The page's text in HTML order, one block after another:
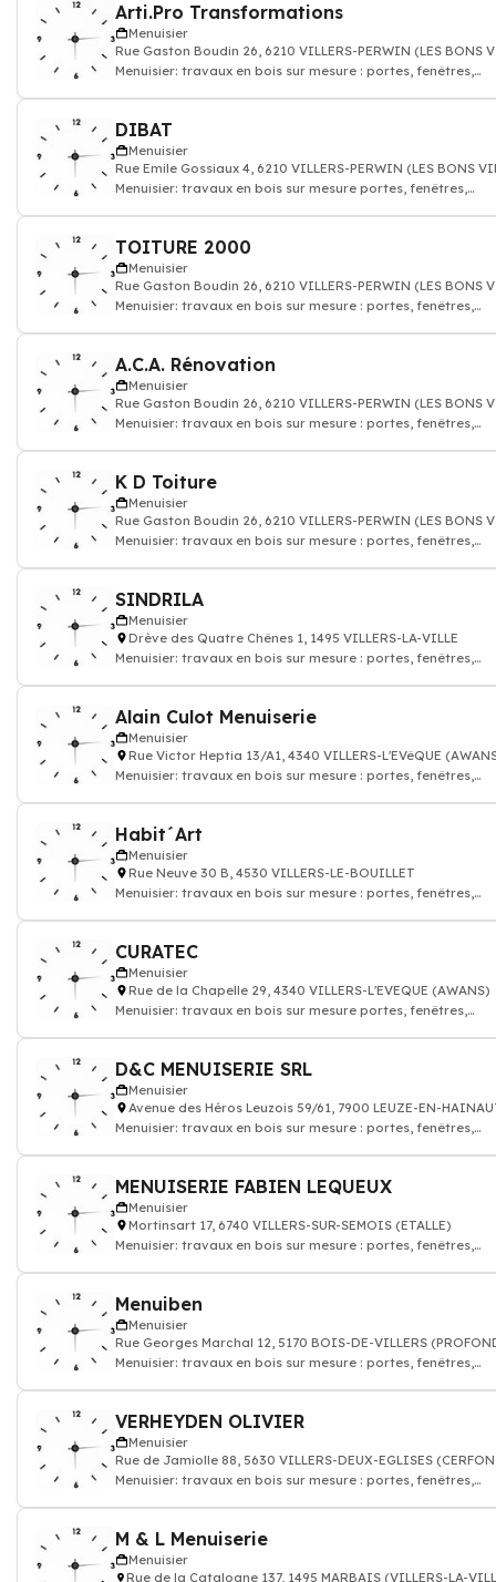
Arti.Pro Transformations
Menuisier
Rue Gaston Boudin 26, 6210 VILLERS-PERWIN (LES BONS
Menuisier: travaux en bois sur mesure : portes, fenêtres,
DIBAT
Menuisier
Rue Emile Gossiaux 4, 6210 VILLERS-PERWIN (LES BONS
Menuisier: travaux en bois sur mesure portes, fenêtres,
TOITURE 2000
Menuisier
Rue Gaston Boudin 26, 6210 VILLERS-PERWIN (LES BONS
Menuisier: travaux en bois sur mesure : portes, fenêtres,
A.C.A. Rénovation
Menuisier
Rue Gaston Boudin 26, 6210 VILLERS-PERWIN (LES BONS
Menuisier: travaux en bois sur mesure : portes, fenêtres,
K D Toiture
Menuisier
Rue Gaston Boudin 26, 6210 VILLERS-PERWIN (LES BONS
Menuisier: travaux en bois sur mesure : portes, fenêtres,
SINDRILA
Menuisier
Drève des Quatre Chênes 1, 1495 VILLERS-LA-VILLE
Menuisier: travaux en bois sur mesure : portes, fenêtres,
Alain Culot Menuiserie
Menuisier
Rue Victor Heptia 13/A1, 4340 VILLERS-L'EVêQUE
Menuisier: travaux en bois sur mesure : portes, fenêtres,
Habit´Art
Menuisier
Rue Neuve 30 B, 4530 VILLERS-LE-BOUILLET
Menuisier: travaux en bois sur mesure : portes, fenêtres,
CURATEC
Menuisier
Rue de la Chapelle 29, 4340 VILLERS-L'EVEQUE (AWANS)
Menuisier: travaux en bois sur mesure portes, fenêtres,
D&C MENUISERIE SRL
Menuisier
Avenue des Héros Leuzois 59/61, 7900 LEUZE-EN-
Menuisier: travaux en bois sur mesure : portes, fenêtres,
MENUISERIE FABIEN LEQUEUX
Menuisier
Mortinsart 17, 6740 VILLERS-SUR-SEMOIS (ETALLE)
Menuisier: travaux en bois sur mesure : portes, fenêtres,
Menuiben
Menuisier
Rue Georges Marchal 12, 5170 BOIS-DE-VILLERS
Menuisier: travaux en bois sur mesure : portes, fenêtres,
VERHEYDEN OLIVIER
Menuisier
Rue de Jamiolle 88, 5630 VILLERS-DEUX-EGLISES
Menuisier: travaux en bois sur mesure : portes, fenêtres,
M & L Menuiserie
Menuisier
Rue de la Catalogne 137, 1495 MARBAIS (VILLERS-LA-